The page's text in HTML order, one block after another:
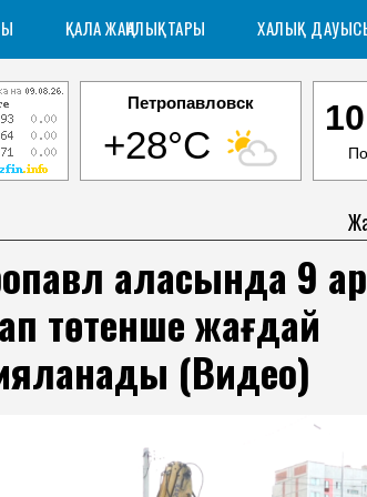
ҚАЛА ЖАҢАЛЫҚТАРЫ ХАЛЫҚ
Петропавловск
+28°C
қаласында 9
төтенше жағдай
(Видео)